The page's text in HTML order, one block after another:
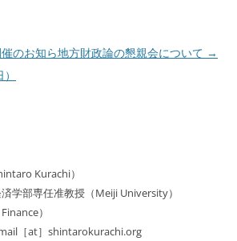
のお知ら地方財政論の懇親会について →
Kurachi）
学部専任准教授（Meiji University）
）
［at］shintarokurachi.org